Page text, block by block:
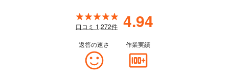
口コミ 1,272件 4.94
返答の速さ 作業実績